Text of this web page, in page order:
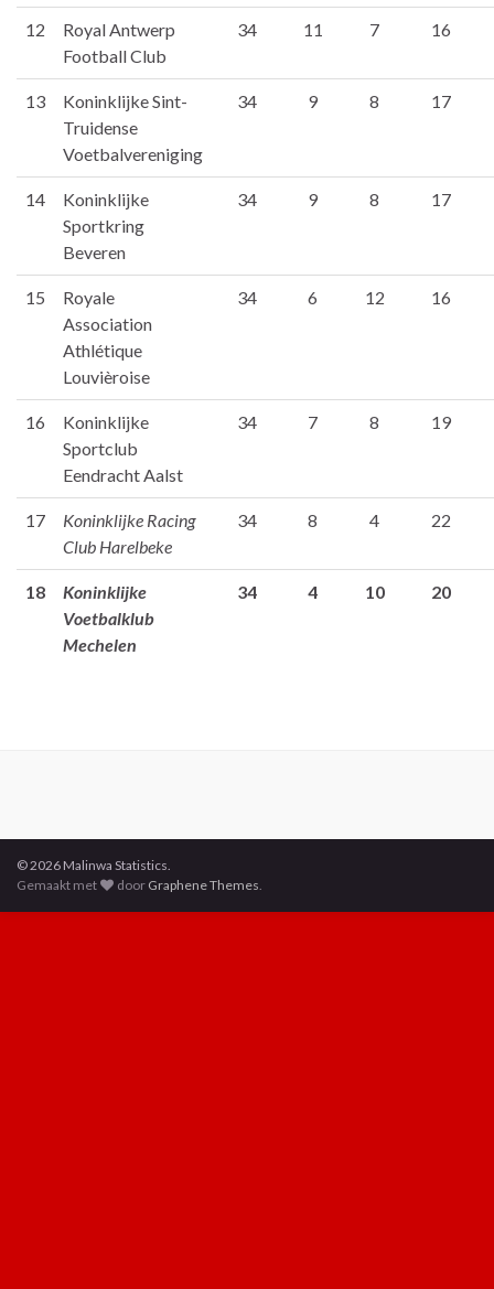
12
Royal Antwerp
Football Club
34 11 7 16
13
Koninklijke Sint-
Truidense
Voetbalvereniging
34 9 8 17
14
Koninklijke
Sportkring
Beveren
34 9 8 17
15
Royale
Association
Athlétique
Louvièroise
34 6 12 16
16
Koninklijke
Sportclub
Eendracht Aalst
34 7 8 19
17
Koninklijke Racing
Club Harelbeke
34 8 4 22
18
Koninklijke
Voetbalklub
Mechelen
34 4 10 20
© 2026 Malinwa Statistics.
Gemaakt met
door Graphene Themes.